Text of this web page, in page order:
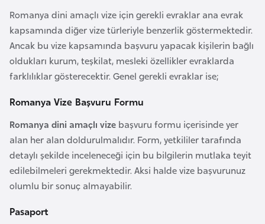
Romanya dini amaçlı vize için gerekli evraklar ana evrak
kapsamında diğer vize türleriyle benzerlik göstermektedir.
Ancak bu vize kapsamında başvuru yapacak kişilerin bağlı
oldukları kurum, teşkilat, mesleki özellikler evraklarda
farklılıklar gösterecektir. Genel gerekli evraklar ise;
Romanya Vize Başvuru Formu
Romanya dini amaçlı vize başvuru formu içerisinde yer
alan her alan doldurulmalıdır. Form, yetkililer tarafında
detaylı şekilde inceleneceği için bu bilgilerin mutlaka teyit
edilebilmeleri gerekmektedir. Aksi halde vize başvurunuz
olumlu bir sonuç almayabilir.
Pasaport
g
l
a
d
e
ş
B
e
l
a
r
u